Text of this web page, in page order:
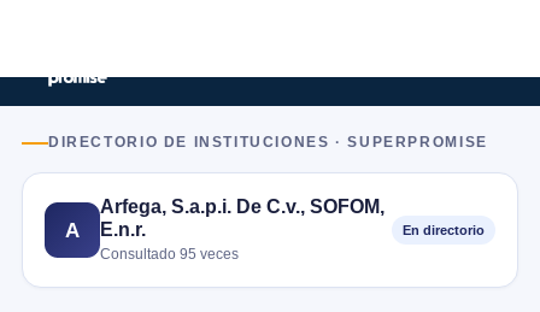
DIRECTORIO DE INSTITUCIONES · SUPERPROMISE
A
Arfega, S.a.p.i. De C.v., SOFOM,
E.n.r.
Consultado 95 veces
En directorio